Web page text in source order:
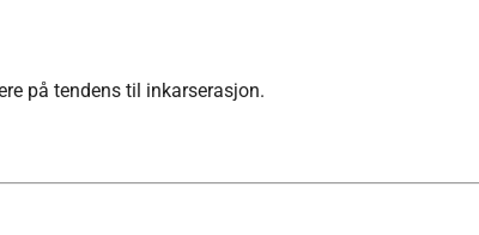
på tendens til inkarserasjon.